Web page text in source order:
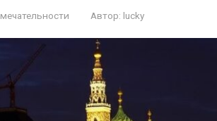
Автор: lucky